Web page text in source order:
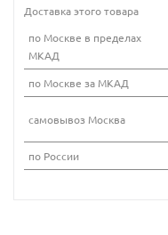
Доставка этого товара
по Москве в пределах
МКАД
по Москве за МКАД
самовывоз Москва
по России